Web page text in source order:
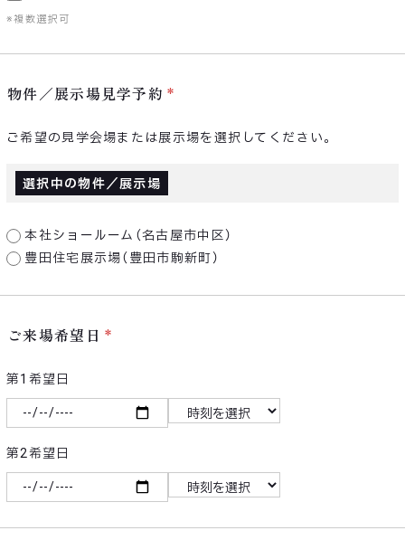
※複数選択可
物件／展示場見学予約
ご希望の見学会場または展示場を選択してください。
選択中の物件／展示場
本社ショールーム（名古屋市中区）
豊田住宅展示場（豊田市駒新町）
ご来場希望日
第1希望日
第2希望日